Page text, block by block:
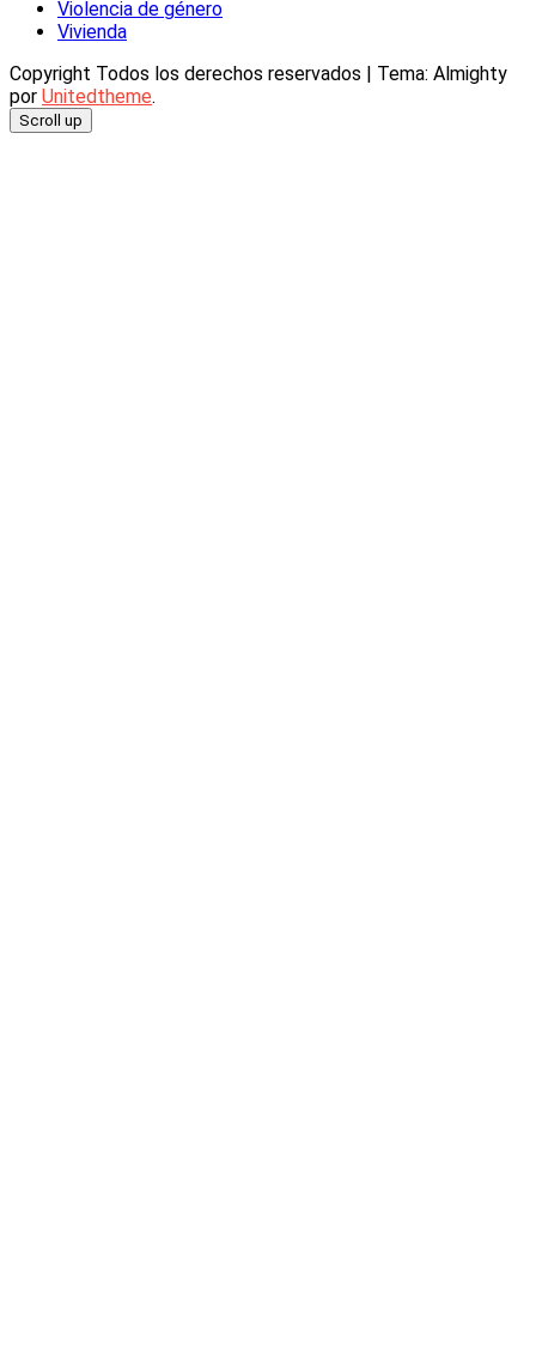
Violencia de género
Vivienda
Copyright Todos los derechos reservados | Tema: Almighty
por Unitedtheme.
Scroll up